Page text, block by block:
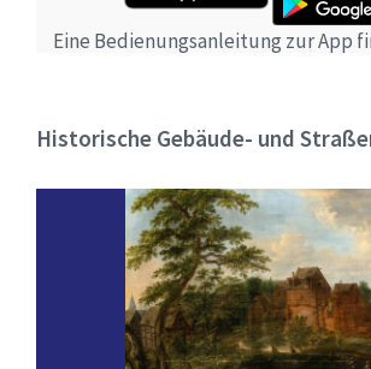
Eine Bedienungsanleitung zur App
Historische Gebäude- und